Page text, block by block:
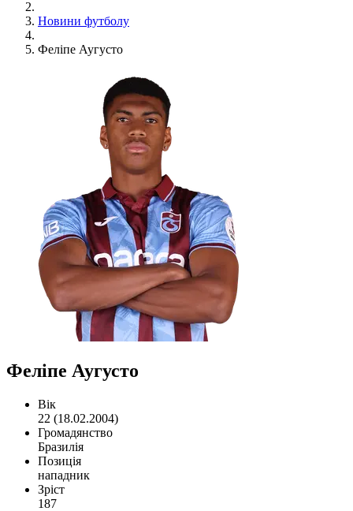
Новини футболу
Феліпе Аугусто
Феліпе Аугусто
Вік
22 (18.02.2004)
Громадянство
Бразилія
Позиція
нападник
Зріст
187